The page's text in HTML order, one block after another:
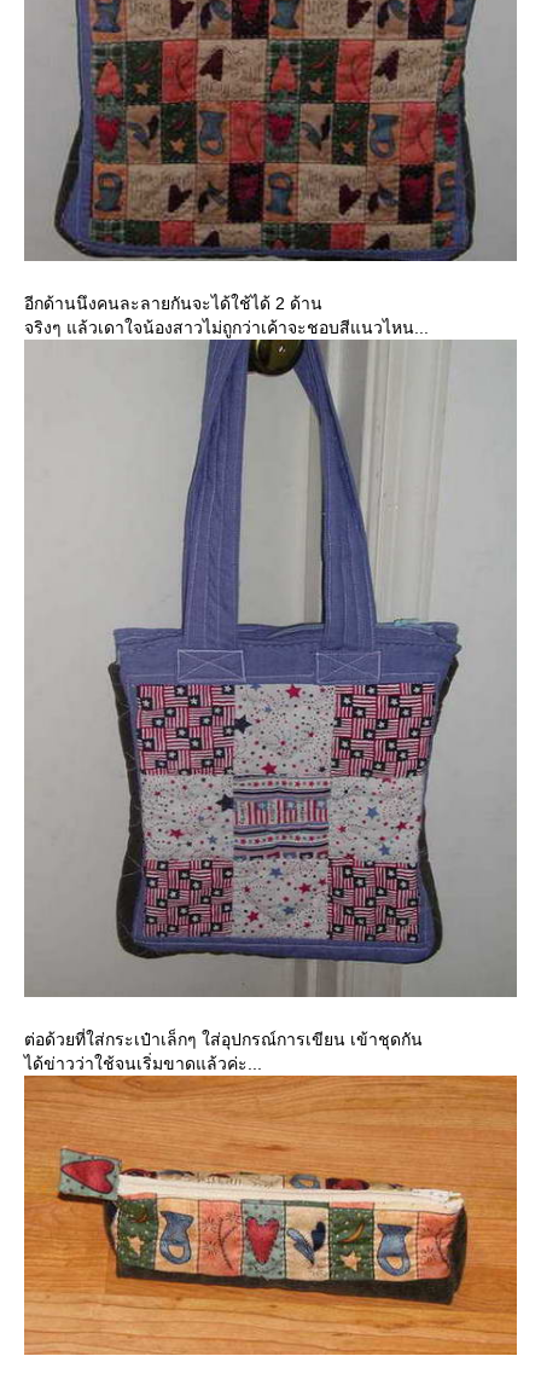
อีกด้านนึงคนละลายกันจะได้ใช้ได้ 2 ด้าน
จริงๆ แล้วเดาใจน้องสาวไม่ถูกว่าเค้าจะชอบสีแนวไหน...
ต่อด้วยที่ใส่กระเป๋าเล็กๆ ใส่อุปกรณ์การเขียน เข้าชุดกัน
ได้ข่าวว่าใช้จนเริ่มขาดแล้วค่ะ...